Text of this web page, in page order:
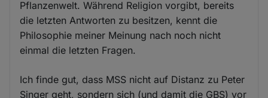
Pflanzenwelt. Während Religion vorgibt, bereits
die letzten Antworten zu besitzen, kennt die
Philosophie meiner Meinung nach noch nicht
einmal die letzten Fragen.
Ich finde gut, dass MSS nicht auf Distanz zu Peter
Singer geht, sondern sich (und damit die GBS) vor